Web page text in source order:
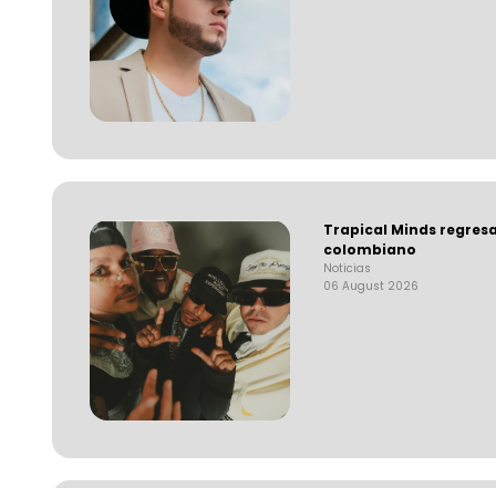
Trapical Minds
colombiano
Noticias
06 August 2026